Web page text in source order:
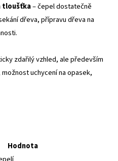
tloušťka– čepel dostatečně
dřeva, přípravu dřeva na
zdařilý vzhled, ale především
uchycení na opasek,
Hodnota